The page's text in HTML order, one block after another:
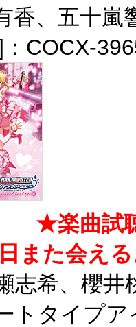
香、五十嵐
]：COCX-
★楽曲試
また会え
志希、櫻井
トタイプア